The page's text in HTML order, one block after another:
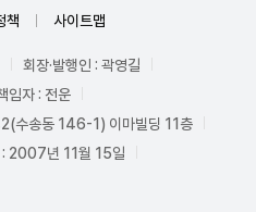
책 사이트맵
회장·발행인 : 곽영길
임자 : 전운
수송동 146-1) 이마빌딩 11층
: 2007년 11월 15일